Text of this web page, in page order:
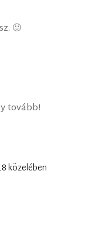
🙂
tovább!
közelében